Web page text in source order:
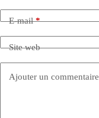
E-mail*
Site web
Ajouter un commentaire